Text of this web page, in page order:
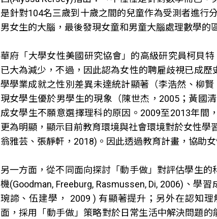
是針對104名三歲到十歲之間的兒童作為受測者進行
男女生的大腦，最後發現女童和男童大腦處理數學的
華府「大學女性美國研究協會」的高級研究員柯貝
已大為減少，不過，因此認為女性的聘雇歧視已成
學學業成就之性別差異未達統計顯著（李浩然、柳
現女學生優於男學生的現象（陳世杰，2005；黃國
成女學生不願意選擇理科的原因。2009至2013年間
更為明顯，顯示目前教育環境與社會環境對於女性學
翁雅芸、張靜軒，2018)。因此透過教育計畫，協助
另一方面，從不同面向探討「動手做」對評估學生
機(Goodman, Freeburg, Rasmussen, Di, 2006)、學
琬諦、伍建學， 2009 ) 有顯著提升；另外在認知
面，採用「動手做」策略對於日常生活中解決問題